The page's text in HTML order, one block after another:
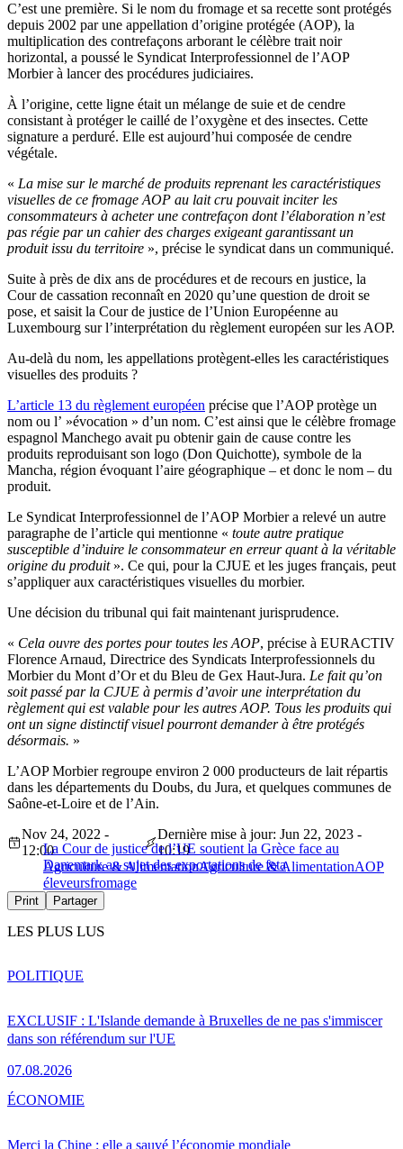
C’est une première. Si le nom du fromage et sa recette sont protégés
depuis 2002 par une appellation d’origine protégée (AOP), la
multiplication des contrefaçons arborant le célèbre trait noir
horizontal, a poussé le Syndicat Interprofessionnel de l’AOP
Morbier à lancer des procédures judiciaires.
À l’origine, cette ligne était un mélange de suie et de cendre
consistant à protéger le caillé de l’oxygène et des insectes. Cette
signature a perduré. Elle est aujourd’hui composée de cendre
végétale.
« La mise sur le marché de produits reprenant les caractéristiques
visuelles de ce fromage AOP au lait cru pouvait inciter les
consommateurs à acheter une contrefaçon dont l’élaboration n’est
pas régie par un cahier des charges exigeant garantissant un
produit issu du territoire », précise le syndicat dans un communiqué.
Suite à près de dix ans de procédures et de recours en justice, la
Cour de cassation reconnaît en 2020 qu’une question de droit se
pose, et saisit la Cour de justice de l’Union Européenne au
Luxembourg sur l’interprétation du règlement européen sur les AOP.
Au-delà du nom, les appellations protègent-elles les caractéristiques
visuelles des produits ?
L’article 13 du règlement européen précise que l’AOP protège un
nom ou l’ »évocation » d’un nom. C’est ainsi que le célèbre fromage
espagnol Manchego avait pu obtenir gain de cause contre les
produits reproduisant son logo (Don Quichotte), symbole de la
Mancha, région évoquant l’aire géographique – et donc le nom – du
produit.
Le Syndicat Interprofessionnel de l’AOP Morbier a relevé un autre
paragraphe de l’article qui mentionne « toute autre pratique
susceptible d’induire le consommateur en erreur quant à la véritable
origine du produit ». Ce qui, pour la CJUE et les juges français, peut
s’appliquer aux caractéristiques visuelles du morbier.
Une décision du tribunal qui fait maintenant jurisprudence.
« Cela ouvre des portes pour toutes les AOP, précise à EURACTIV
Florence Arnaud, Directrice des Syndicats Interprofessionnels du
Morbier du Mont d’Or et du Bleu de Gex Haut-Jura. Le fait qu’on
soit passé par la CJUE à permis d’avoir une interprétation du
règlement qui est valable pour les autres AOP. Tous les produits qui
ont un signe distinctif visuel pourront demander à être protégés
désormais. »
L’AOP Morbier regroupe environ 2 000 producteurs de lait répartis
dans les départements du Doubs, du Jura, et quelques communes de
Saône-et-Loire et de l’Ain.
La Cour de justice de l’UE soutient la Grèce face au
Danemark au sujet des exportations de feta
Nov 24, 2022 -
12:00
Dernière mise à jour: Jun 22, 2023 -
10:19
Agriculture & AlimentationAgriculture & AlimentationAOP
éleveursfromage
Print Partager
LES PLUS LUS
EXCLUSIF : L'Islande demande à Bruxelles de ne pas s'immiscer
dans son référendum sur l'UE
07.08.2026
POLITIQUE
Merci la Chine : elle a sauvé l’économie mondiale
ÉCONOMIE